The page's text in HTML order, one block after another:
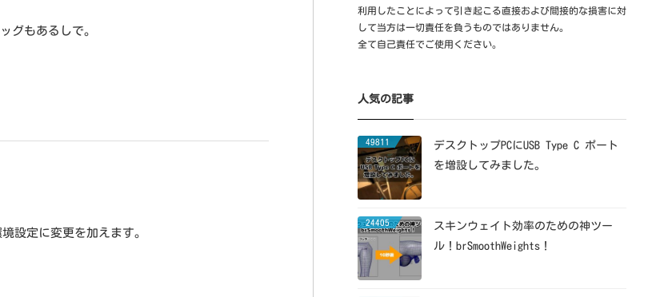
グもあるしで。
設定に変更を加えます。
利用したことによって引き起こる直接および間接的な損害に対
して当方は一切責任を負うものではありません。
全て自己責任でご使用ください。
人気の記事
49811
デスクトップPCにUSB Type C ポート
を増設してみました。
24405
スキンウェイト効率のための神ツー
ル！brSmoothWeights！